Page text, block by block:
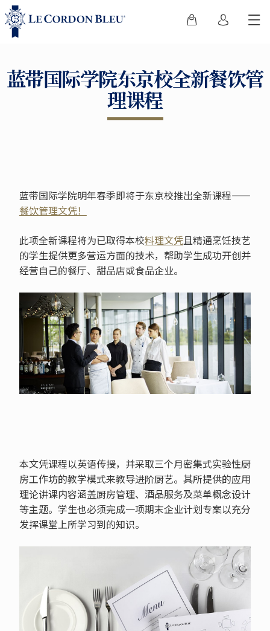
蓝带国际学院东京校全新餐饮管
理课程
蓝带国际学院明年春季即将于东京校推出全新课程——
餐饮管理文凭！
此项全新课程将为已取得本校料理文凭且精通烹饪技艺
的学生提供更多营运方面的技术，帮助学生成功开创并
经营自己的餐厅、甜品店或食品企业。
本文凭课程以英语传授，并采取三个月密集式实验性厨
房工作坊的教学模式来教导进阶厨艺。其所提供的应用
理论讲课内容涵盖厨房管理、酒品服务及菜单概念设计
等主题。学生也必须完成一项期末企业计划专案以充分
发挥课堂上所学习到的知识。